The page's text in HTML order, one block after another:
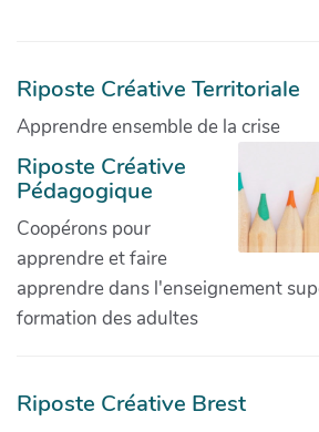
Riposte Créative Territoriale
Apprendre ensemble de la crise
Riposte Créative
Pédagogique
Coopérons pour
apprendre et faire
apprendre dans l'enseignement
formation des adultes
Riposte Créative Brest